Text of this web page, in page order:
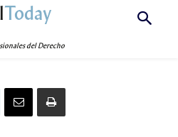
Today
del Derecho